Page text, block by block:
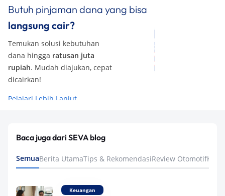
Butuh pinjaman dana yang bisa
langsung cair?
Temukan solusi kebutuhan
dana hingga ratusan juta
rupiah. Mudah diajukan, cepat
dicairkan!
Pelajari Lebih Lanjut
Baca juga dari SEVA blog
SemuaBerita UtamaTips & RekomendasiReview Otomotif
Keuangan